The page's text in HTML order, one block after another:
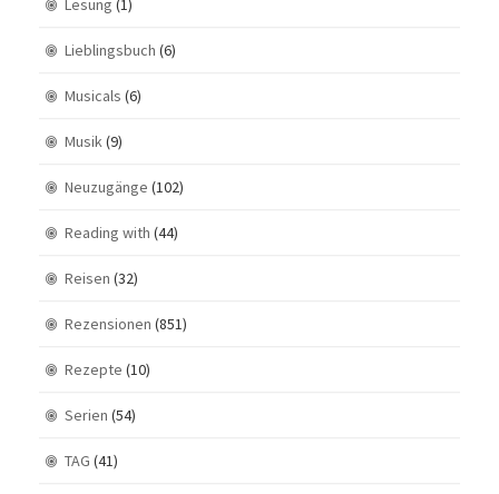
Lesung (1)
Lieblingsbuch (6)
Musicals (6)
Musik(9)
Neuzugänge (102)
Reading with (44)
Reisen (32)
Rezensionen (851)
Rezepte (10)
Serien (54)
TAG (41)